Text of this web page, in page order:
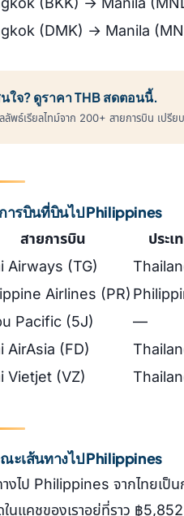
(DMK) → Manila
ใจ? ดูราคา THB สดตอนนี้.
ลัพธ์เรียลไทม์จาก 200+ สายการบิน เปรี
ารบินที่บินไป Philippines
สายการบิน ประเ
Airways (TG)
Airlines (PR)
Pacific (5J)
—
AirAsia (FD)
Vietjet (VZ)
ะเส้นทางไป Philippines
างไป Philippines จากไทยเป็
ในแคชของเราอยู่ที่ราว ฿